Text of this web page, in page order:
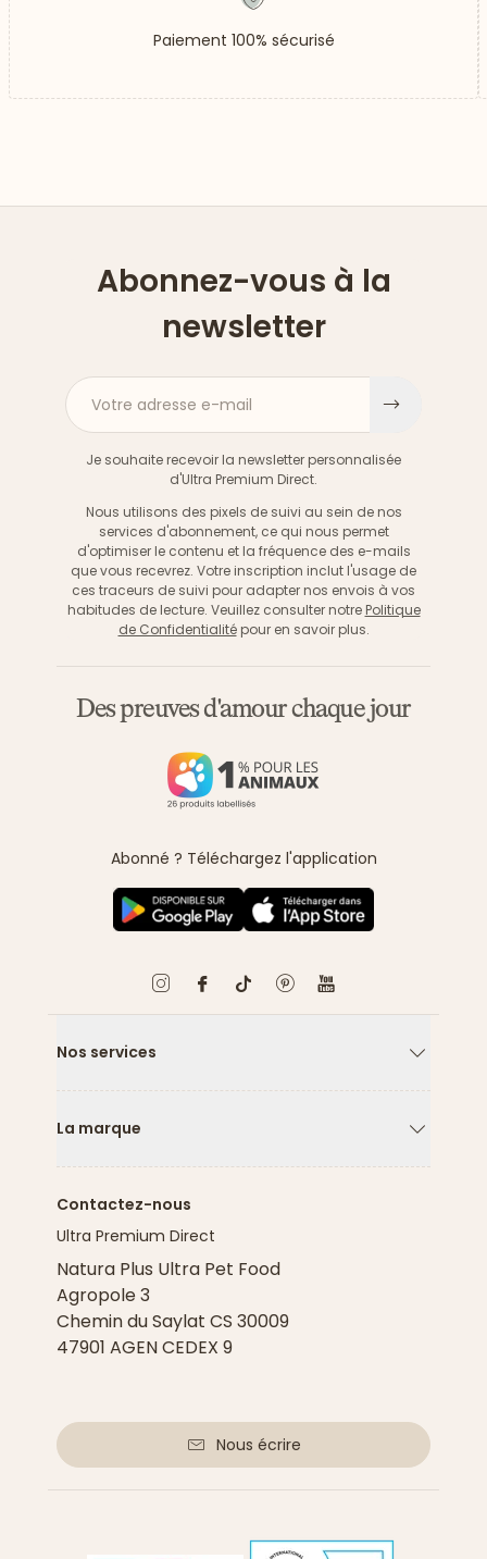
Paiement 100% sécurisé
Abonnez-vous à la
newsletter
Votre adresse e-mail
Je souhaite recevoir la newsletter personnalisée
d'Ultra Premium Direct.
Nous utilisons des pixels de suivi au sein de nos
services d'abonnement, ce qui nous permet
d'optimiser le contenu et la fréquence des e-mails
que vous recevrez. Votre inscription inclut l'usage de
ces traceurs de suivi pour adapter nos envois à vos
habitudes de lecture. Veuillez consulter notre Politique
de Confidentialitépour en savoir plus.
Des preuves d'amour chaque jour
Abonné ? Téléchargez l'application
Nos services
La marque
Contactez-nous
Ultra Premium Direct
Natura Plus Ultra Pet Food
Agropole 3
Chemin du Saylat CS 30009
47901 AGEN CEDEX 9
Nous écrire